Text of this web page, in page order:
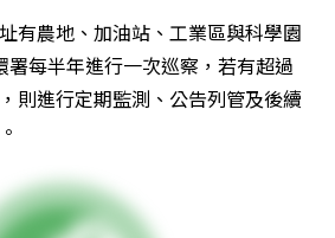
有農地、加油站、工業區與科學園
署每半年進行一次巡察，若有超過
則進行定期監測、公告列管及後續